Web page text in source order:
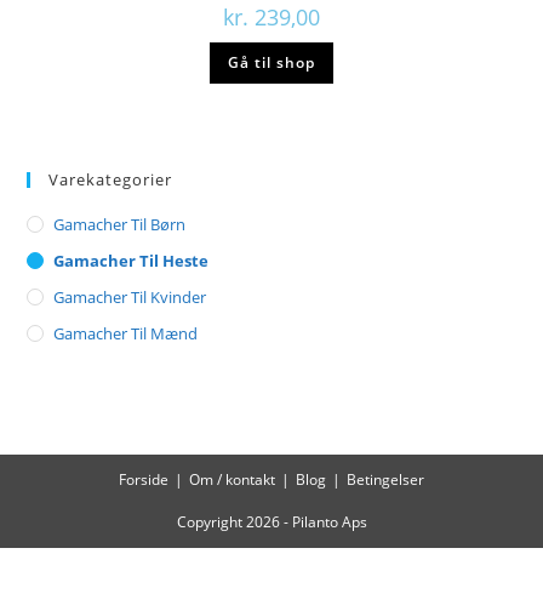
kr. 239,00
Gå til shop
Varekategorier
Gamacher Til Børn
Gamacher Til Heste
Gamacher Til Kvinder
Gamacher Til Mænd
Forside Om / kontakt Blog Betingelser
Copyright 2026 - Pilanto Aps